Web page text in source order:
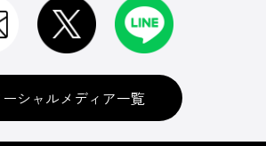
ーシャルメディア一覧